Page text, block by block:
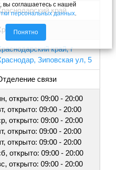
край
край, г
Зиповская ул, 5
связи
открыто: 09:00 - 20:00
открыто: 09:00 - 20:00
открыто: 09:00 - 20:00
открыто: 09:00 - 20:00
открыто: 09:00 - 20:00
открыто: 09:00 - 20:00
открыто: 09:00 - 20:00
вы соглашаетесь с нашей
персональных данных
Понятно